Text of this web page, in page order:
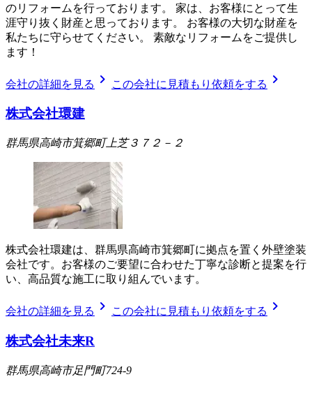
のリフォームを行っております。 家は、お客様にとって生
涯守り抜く財産と思っております。 お客様の大切な財産を
私たちに守らせてください。 素敵なリフォームをご提供し
ます！
会社の詳細を見る chevron_right この会社に見積もり依頼をする chevron_right
株式会社環建
群馬県高崎市箕郷町上芝３７２－２
株式会社環建は、群馬県高崎市箕郷町に拠点を置く外壁塗装
会社です。お客様のご要望に合わせた丁寧な診断と提案を行
い、高品質な施工に取り組んでいます。
会社の詳細を見る chevron_right この会社に見積もり依頼をする chevron_right
株式会社未来R
群馬県高崎市足門町724-9